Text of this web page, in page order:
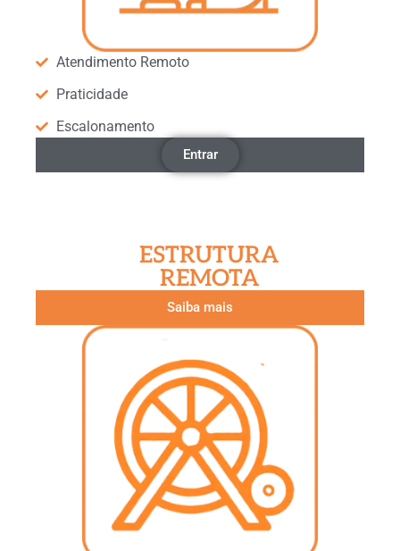
Atendimento Remoto
Praticidade
Escalonamento
Entrar
ESTRUTURA
REMOTA
Saiba mais